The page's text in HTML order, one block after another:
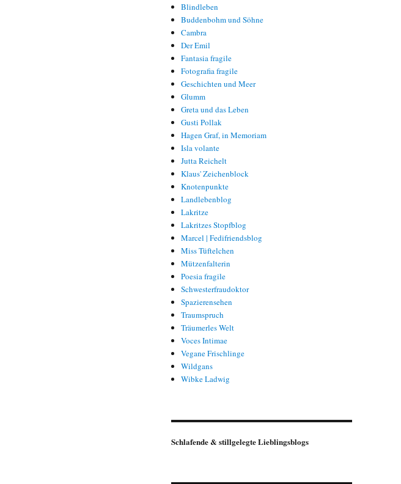
Blindleben
Buddenbohm und Söhne
Cambra
Der Emil
Fantasia fragile
Fotografia fragile
Geschichten und Meer
Glumm
Greta und das Leben
Gusti Pollak
Hagen Graf, in Memoriam
Isla volante
Jutta Reichelt
Klaus' Zeichenblock
Knotenpunkte
Landlebenblog
Lakritze
Lakritzes Stopfblog
Marcel | Fedifriendsblog
Miss Tüftelchen
Mützenfalterin
Poesia fragile
Schwesterfraudoktor
Spazierensehen
Traumspruch
Träumerles Welt
Voces Intimae
Vegane Frischlinge
Wildgans
Wibke Ladwig
Schlafende & stillgelegte Lieblingsblogs